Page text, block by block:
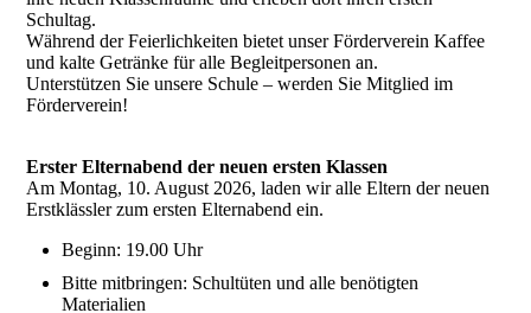
Schultag.
Während der Feierlichkeiten bietet unser Förderverein Kaffee
und kalte Getränke für alle Begleitpersonen an.
Unterstützen Sie unsere Schule – werden Sie Mitglied im
Förderverein!
Erster Elternabend der neuen ersten Klassen
Am Montag, 10. August 2026, laden wir alle Eltern der neuen
Erstklässler zum ersten Elternabend ein.
Beginn: 19.00 Uhr
Bitte mitbringen: Schultüten und alle benötigten
Materialien